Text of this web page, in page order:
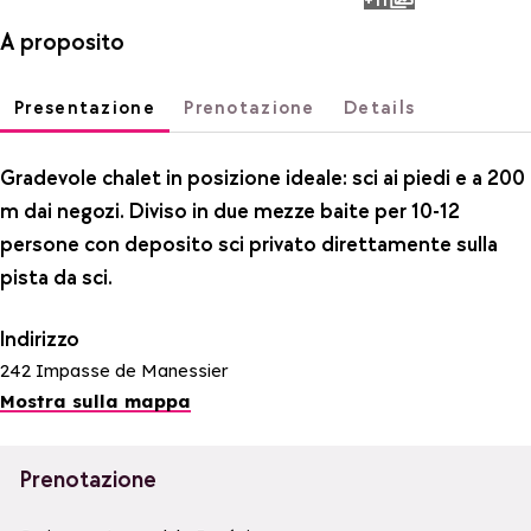
photos
A proposito
Presentazione Prenotazione Details
Gradevole chalet in posizione ideale: sci ai piedi e a 200
m dai negozi. Diviso in due mezze baite per 10-12
persone con deposito sci privato direttamente sulla
pista da sci.
Indirizzo
242 Impasse de Manessier
Mostra sulla mappa
Prenotazione